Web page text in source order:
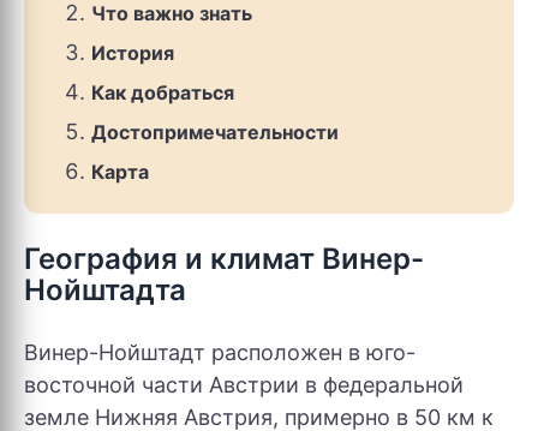
Что важно знать
История
Как добраться
Достопримечательности
Карта
География и климат Винер-
Нойштадта
Винер-Нойштадт расположен в юго-
восточной части Австрии в федеральной
земле Нижняя Австрия, примерно в 50 км к